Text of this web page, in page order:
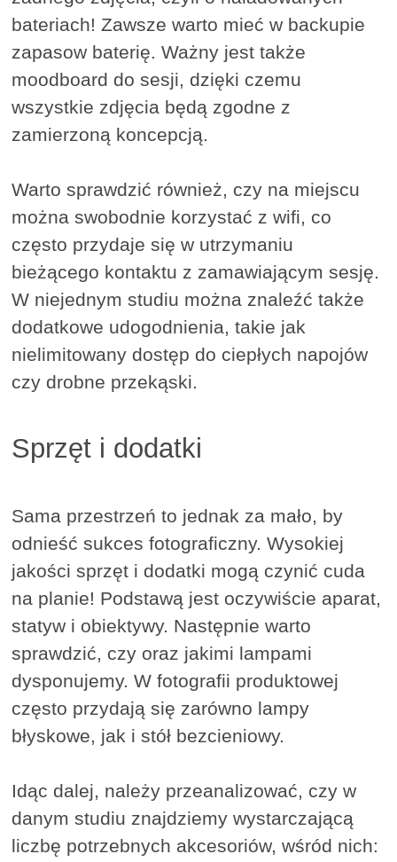
bateriach! Zawsze warto mieć w backupie
zapasow baterię. Ważny jest także
moodboard do sesji, dzięki czemu
wszystkie zdjęcia będą zgodne z
zamierzoną koncepcją.
Warto sprawdzić również, czy na miejscu
można swobodnie korzystać z wifi, co
często przydaje się w utrzymaniu
bieżącego kontaktu z zamawiającym sesję.
W niejednym studiu można znaleźć także
dodatkowe udogodnienia, takie jak
nielimitowany dostęp do ciepłych napojów
czy drobne przekąski.
Sprzęt i dodatki
Sama przestrzeń to jednak za mało, by
odnieść sukces fotograficzny. Wysokiej
jakości sprzęt i dodatki mogą czynić cuda
na planie! Podstawą jest oczywiście aparat,
statyw i obiektywy. Następnie warto
sprawdzić, czy oraz jakimi lampami
dysponujemy. W fotografii produktowej
często przydają się zarówno lampy
błyskowe, jak i stół bezcieniowy.
Idąc dalej, należy przeanalizować, czy w
danym studiu znajdziemy wystarczającą
liczbę potrzebnych akcesoriów, wśród nich: